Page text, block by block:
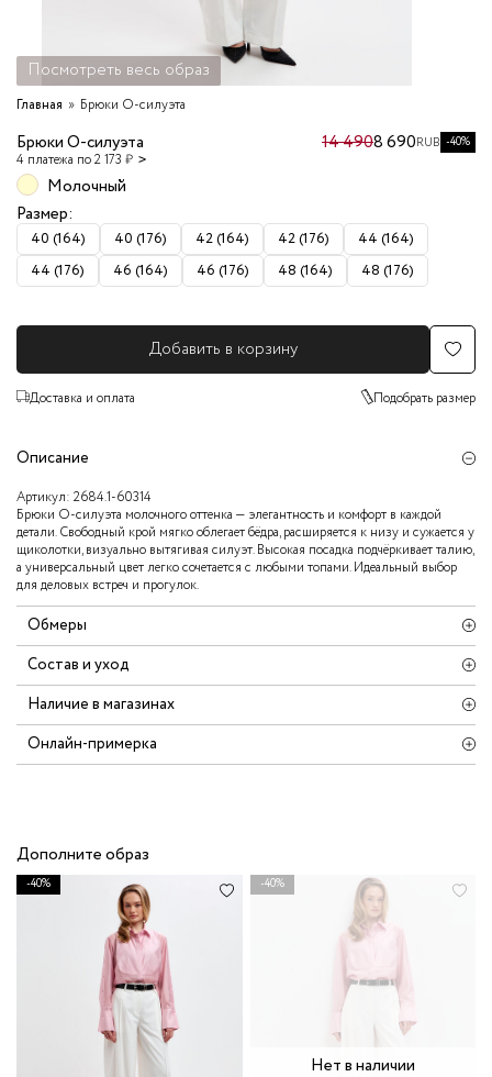
Посмотреть весь образ
Главная Брюки О-силуэта
Брюки О-силуэта
4 платежа по 2 173 ₽
14 4908 690RUB -40%
Молочный
Размер:
40 (164) 40 (176) 42 (164) 42 (176)
44 (164)
44 (176)
46 (164) 46 (176) 48 (164) 48 (176)
Добавить в корзину
Доставка и оплата Подобрать размер
Описание
Артикул: 2684.1-60314
Брюки О‑силуэта молочного оттенка — элегантность и комфорт в каждой
детали. Свободный крой мягко облегает бёдра, расширяется к низу и сужается у
щиколотки, визуально вытягивая силуэт. Высокая посадка подчёркивает талию,
а универсальный цвет легко сочетается с любыми топами. Идеальный выбор
для деловых встреч и прогулок.
Обмеры
Состав и уход
Наличие в магазинах
Онлайн-примерка
Дополните образ
-40%
Нет в наличии
-40%